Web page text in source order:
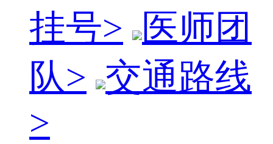
挂号>
医师团
队> 交通路线
>